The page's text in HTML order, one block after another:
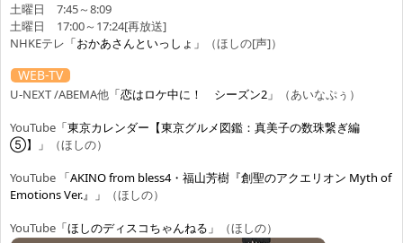
土曜日 7:45～8:09
土曜日 17:00～17:24[再放送]
NHKEテレ 「おかあさんといっしょ」 （ほしの[声]）
WEB-TV
U-NEXT /ABEMA他 「恋はロケ中に！ シーズン2」 （あいなぷぅ）
YouTube 「東京カレンダー【東京グルメ図鑑：真美子の数珠繋ぎ編
⑤】」
（ほしの）
YouTube 「AKINO from bless4・福山芳樹『創聖のアクエリオン Myth of
Emotions Ver.』」
（ほしの）
YouTube 「ほしのディスコちゃんねる」 （ほしの）